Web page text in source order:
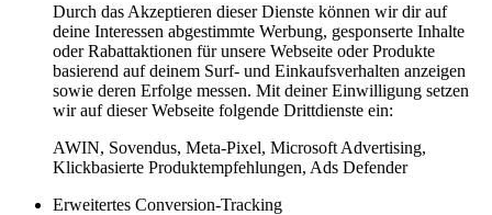
Durch das Akzeptieren dieser Dienste können wir dir auf
deine Interessen abgestimmte Werbung, gesponserte Inhalte
oder Rabattaktionen für unsere Webseite oder Produkte
basierend auf deinem Surf- und Einkaufsverhalten anzeigen
sowie deren Erfolge messen. Mit deiner Einwilligung setzen
wir auf dieser Webseite folgende Drittdienste ein:
AWIN, Sovendus, Meta-Pixel, Microsoft Advertising,
Klickbasierte Produktempfehlungen, Ads Defender
Erweitertes Conversion-Tracking